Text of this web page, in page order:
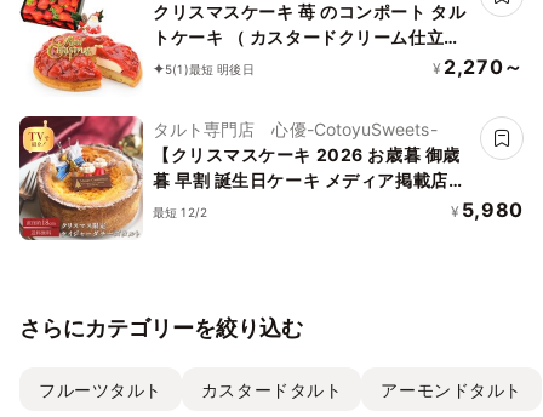
クリスマスケーキ 苺 のコンポート タル
トケーキ （ カスタードクリーム仕立て
） 5号 直径16cm 4人～5人分 580g
5(1)最短 明後日 ¥ 2,270～
タルト専門店 心優-CotoyuSweets-
【クリスマスケーキ 2026 お歳暮 御歳
暮 早割 誕生日ケーキ メディア掲載店】
クリスマス限定 50セット 国産小麦 濃厚
最短 12/2 ¥ 5,980
さらにカテゴリーを絞り込む
フルーツタルト カスタードタルト アーモンドタルト